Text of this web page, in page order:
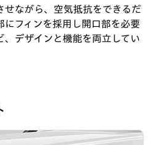
せながら、空気抵抗をできるだ
にフィンを採用し開口部を必要
、デザインと機能を両立してい